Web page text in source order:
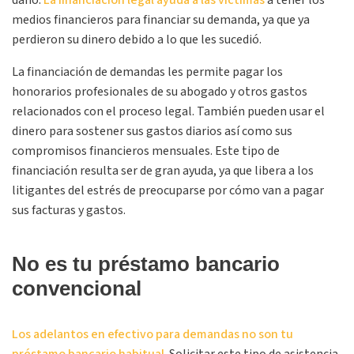
medios financieros para financiar su demanda, ya que ya
perdieron su dinero debido a lo que les sucedió.
La financiación de demandas les permite pagar los
honorarios profesionales de su abogado y otros gastos
relacionados con el proceso legal. También pueden usar el
dinero para sostener sus gastos diarios así como sus
compromisos financieros mensuales. Este tipo de
financiación resulta ser de gran ayuda, ya que libera a los
litigantes del estrés de preocuparse por cómo van a pagar
sus facturas y gastos.
No es tu préstamo bancario
convencional
Los adelantos en efectivo para demandas no son tu